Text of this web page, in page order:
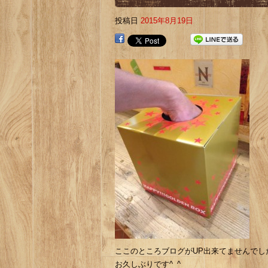
投稿日 2015年8月19日
ここのところブログがUP出来てませんでし
お久しぶりです^_^